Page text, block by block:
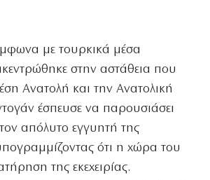
με τουρκικά μέσα
στην αστάθεια που
Ανατολή και την Ανατολική
έσπευσε να παρουσιάσει
απόλυτο εγγυητή της
ότι η χώρα του
της εκεχειρίας.